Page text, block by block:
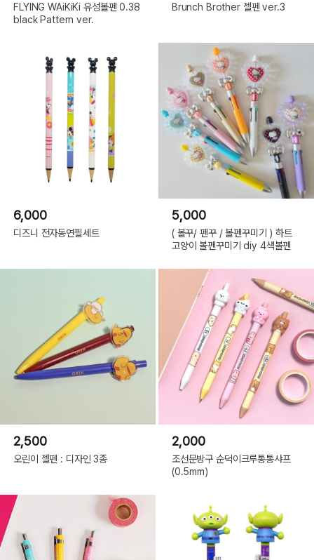
FLYING WAiKiKi 유성볼펜 0.38
black Pattern ver.
Brunch Brother 젤펜 ver.3
6,000
디즈니 전자동연필세트
5,000
( 볼꾸/ 펜꾸 / 볼펜꾸미기 ) 하트
고양이 볼펜꾸미기 diy 4색볼펜
2,500
오린이 젤펜 : 디자인 3종
2,000
조선문방구 순덕이크루통통샤프
(0.5mm)